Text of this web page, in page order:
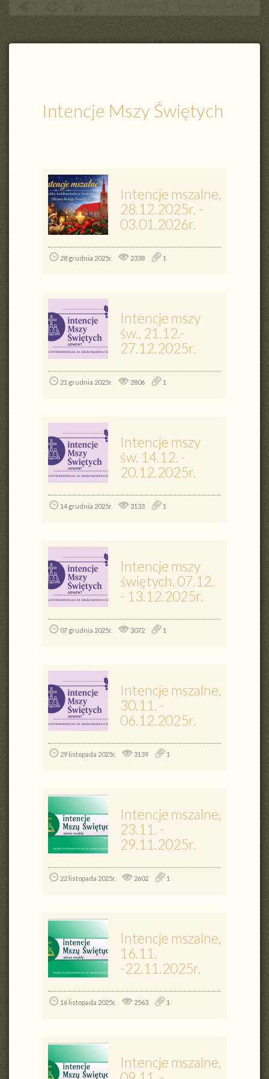
Intencje Mszy Świętych
Intencje mszalne,
28.12.2025r. -
03.01.2026r.
28 grudnia 2025r. 2338 1
Intencje mszy
św., 21.12.-
27.12.2025r.
21 grudnia 2025r. 2806 1
Intencje mszy
św. 14.12. -
20.12.2025r.
14 grudnia 2025r. 3133 1
Intencje mszy
świętych, 07.12.
- 13.12.2025r.
07 grudnia 2025r. 3072 1
Intencje mszalne,
30.11. -
06.12.2025r.
29 listopada 2025r. 3139 1
Intencje mszalne,
23.11. -
29.11.2025r.
22 listopada 2025r. 2602 1
Intencje mszalne,
16.11.
-22.11.2025r.
16 listopada 2025r. 2563 1
Intencje mszalne,